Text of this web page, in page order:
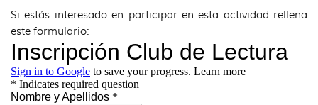
Si estás interesado en participar en esta actividad rellena
este formulario: